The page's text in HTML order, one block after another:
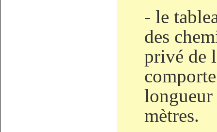
- le
des
privé de
longueur
mètres.